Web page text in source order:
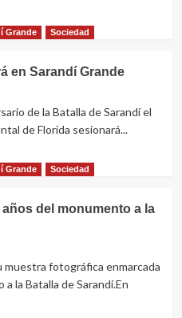
Grande Sociedad
en Sarandí Grande
de la Batalla de Sarandí el
de Florida sesionará...
Grande Sociedad
del monumento a la
muestra fotográfica enmarcada
la Batalla de Sarandí.En